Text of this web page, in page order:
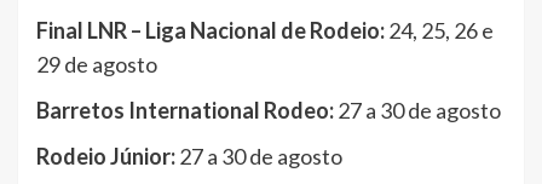
Final LNR – Liga Nacional de Rodeio:24, 25, 26 e
29 de agosto
Barretos International Rodeo:27 a 30 de agosto
Rodeio Júnior:27 a 30 de agosto